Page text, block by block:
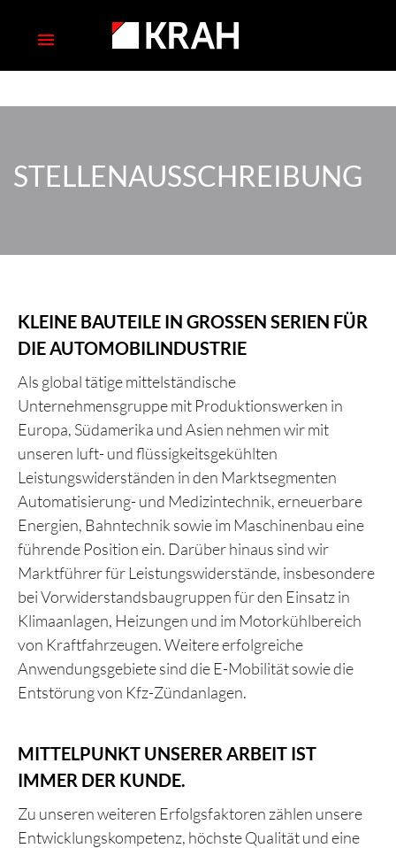
STELLENAUSSCHREIBUNG
KLEINE BAUTEILE IN GROSSEN SERIEN FÜR D
IE AUTOMOBILINDUSTRIE
Als global tätige mittelständische
Unternehmensgruppe mit Produktionswerken in
Europa, Südamerika und Asien nehmen wir mit
unseren luft- und flüssigkeitsgekühlten
Leistungswiderständen in den Marktsegmenten
Automatisierung- und Medizintechnik, erneuerbare
Energien, Bahntechnik sowie im Maschinenbau eine
führende Position ein. Darüber hinaus sind wir
Marktführer für Leistungswiderstände, insbesondere
bei Vorwiderstandsbaugruppen für den Einsatz in
Klimaanlagen, Heizungen und im Motorkühlbereich
von Kraftfahrzeugen. Weitere erfolgreiche
Anwendungsgebiete sind die E-Mobilität sowie die
Entstörung von Kfz-Zündanlagen.
MITTELPUNKT UNSERER ARBEIT IST
IMMER DER KUNDE.
Zu unseren weiteren Erfolgsfaktoren zählen unsere
Entwicklungskompetenz, höchste Qualität und eine